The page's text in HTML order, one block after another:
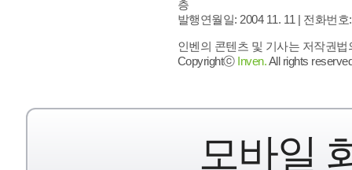
층
발행연월일: 2004 11. 11 | 전화번호
인벤의 콘텐츠 및 기사는 저작권
Copyrightⓒ Inven.All rights
모바일